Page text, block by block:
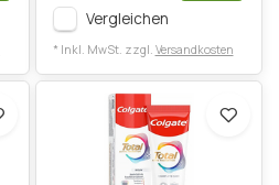
Vergleichen
* Inkl. MwSt. zzgl. Versandkosten